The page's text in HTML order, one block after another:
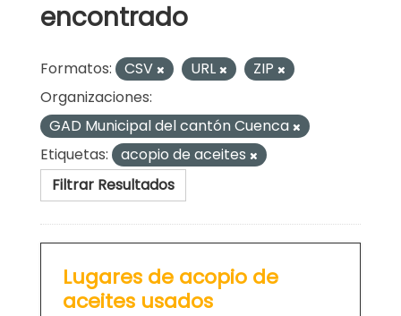
encontrado
Formatos: CSV URL
ZIP
Organizaciones:
GAD Municipal del cantón Cuenca
Etiquetas:
acopio de aceites
Filtrar Resultados
Lugares de acopio de
aceites usados